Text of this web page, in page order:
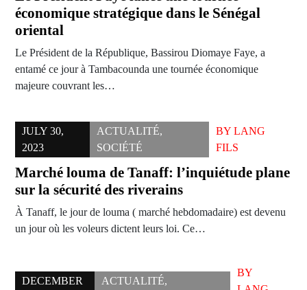
économique stratégique dans le Sénégal
oriental
Le Président de la République, Bassirou Diomaye Faye, a
entamé ce jour à Tambacounda une tournée économique
majeure couvrant les…
JULY 30,
2023
ACTUALITÉ,
SOCIÉTÉ
BYLANG
FILS
Marché louma de Tanaff: l’inquiétude plane
sur la sécurité des riverains
À Tanaff, le jour de louma ( marché hebdomadaire) est devenu
un jour où les voleurs dictent leurs loi. Ce…
DECEMBER ACTUALITÉ,
BY